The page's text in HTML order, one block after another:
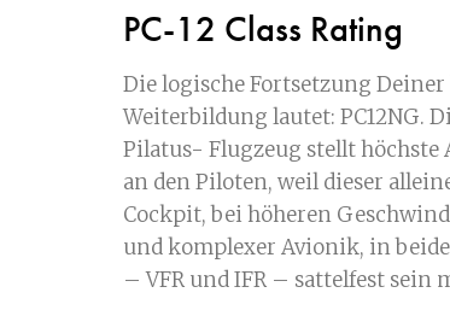
PC-12 Class Rating
Die logische Fortsetzung
Weiterbildung lautet: PC12NG.
Pilatus- Flugzeug stellt höchste
an den Piloten, weil dieser
Cockpit, bei höheren
und komplexer Avionik, in
– VFR und IFR – sattelfest sein